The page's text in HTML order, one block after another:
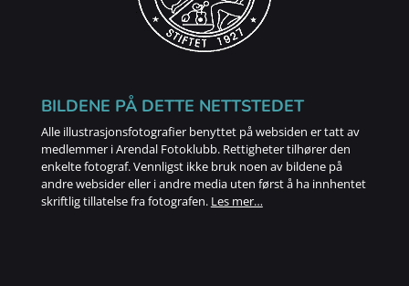
BILDENE PÅ DETTE NETTSTEDET
Alle illustrasjonsfotografier benyttet på websiden er tatt av
medlemmer i Arendal Fotoklubb. Rettigheter tilhører den
enkelte fotograf. Vennligst ikke bruk noen av bildene på
andre websider eller i andre media uten først å ha innhentet
skriftlig tillatelse fra fotografen. Les mer…